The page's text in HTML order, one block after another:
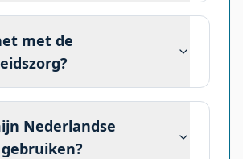
met de
Nederlandse